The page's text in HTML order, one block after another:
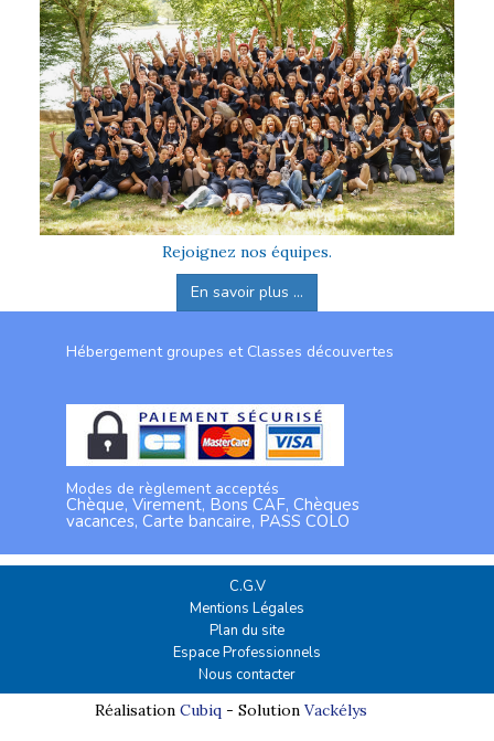
Rejoignez nos équipes.
En savoir plus ...
Hébergement groupes et Classes découvertes
Modes de règlement acceptés
Chèque, Virement, Bons CAF, Chèques
vacances, Carte bancaire, PASS COLO
C.G.V
Mentions Légales
Plan du site
Espace Professionnels
Nous contacter
Réalisation Cubiq- Solution Vackélys